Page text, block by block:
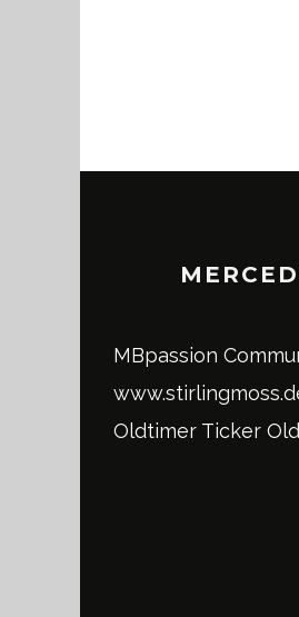
MBpassion
Oldtimer Ticker